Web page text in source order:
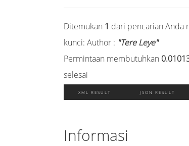
Ditemukan 1 dari pencarian Anda
kunci:Author : "Tere Leye"
Permintaan membutuhkan
selesai
XML RESULT JSON RESULT
Informasi